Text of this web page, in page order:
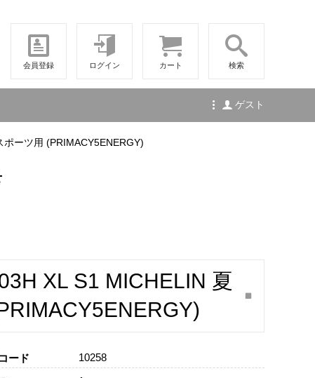
会員登録 ログイン カート 検索
ゲスト
ーツ用 (PRIMACY5ENERGY)
XL S1 MICHELIN 夏
ード 10258